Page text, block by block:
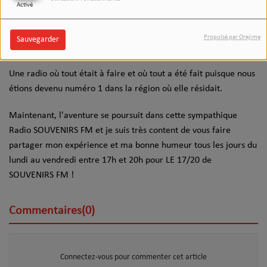
Activé
Sauvegarder Propulsé par Orejime
A l'adolescence, j'ai commencé dans une radio à faire mes
premières armes et puis j'ai continué à évoluer pour atterrir
dans une radio locale puis régionale où je suis resté 22 ans.
Une radio où tout était à faire et où tout a été fait puisque nous
étions devenu numéro 1 dans la région où elle résidait.
Maintenant, l'aventure se poursuit dans cette sympathique
Radio SOUVENIRS FM et je suis très content de vous faire
partager mon expérience et ma bonne humeur tous les jours du
lundi au vendredi entre 17h et 20h pour LE 17/20 de
SOUVENIRS FM !
Commentaires(0)
Connectez-vous pour commenter cet article